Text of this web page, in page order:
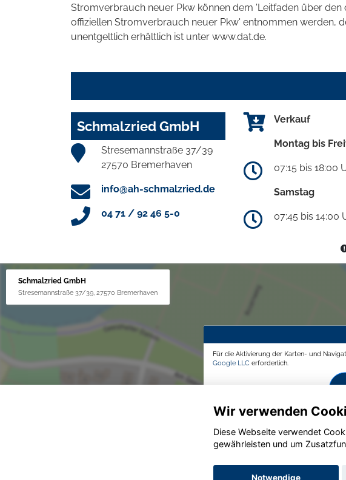
Stromverbrauch neuer Pkw können dem 'Leitfaden über
offiziellen Stromverbrauch neuer Pkw' entnommen werden,
unentgeltlich erhältlich ist unter www.dat.de.
Schmalzried GmbH
Stresemannstraße 37/39
27570 Bremerhaven
info@ah-schmalzried.de
04 71 / 92 46 5-0
Verkauf
Montag bis
07:15 bis 18:00
Samstag
07:45 bis 14:00
Schmalzried GmbH
Stresemannstraße 37/39, 27570 Bremerhaven
Für die Aktivierung der Karten- und
Google LLC erforderlich.
Wir verwenden
Diese Webseite verwendet
gewährleisten und um
Notwendige